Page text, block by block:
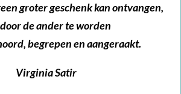
groter geschenk kan ontvangen,
de ander te worden
begrepen en aangeraakt.
Virginia Satir